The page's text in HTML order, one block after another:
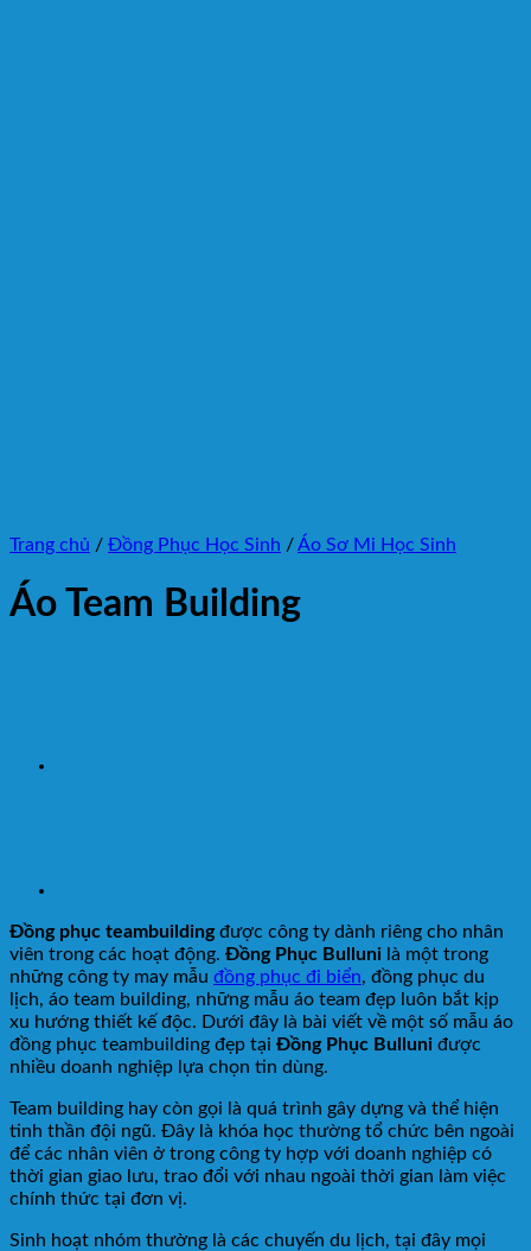
Trang chủ / Đồng Phục Học Sinh /Áo Sơ Mi Học Sinh
Áo Team Building
Đồng phục teambuildingđược công ty dành riêng cho nhân
viên trong các hoạt động. Đồng Phục Bulluni là một trong
những công ty may mẫu đồng phục đi biển, đồng phục du
lịch, áo team building, những mẫu áo team đẹp luôn bắt kịp
xu hướng thiết kế độc. Dưới đây là bài viết về một số mẫu áo
đồng phục teambuilding đẹp tại Đồng Phục Bulluni được
nhiều doanh nghiệp lựa chọn tin dùng.
Team building hay còn gọi là quá trình gây dựng và thể hiện
tinh thần đội ngũ. Đây là khóa học thường tổ chức bên ngoài
để các nhân viên ở trong công ty hợp với doanh nghiệp có
thời gian giao lưu, trao đổi với nhau ngoài thời gian làm việc
chính thức tại đơn vị.
Sinh hoạt nhóm thường là các chuyến du lịch, tại đây mọi